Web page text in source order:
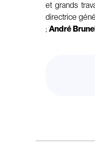
et grands
directrice
; André